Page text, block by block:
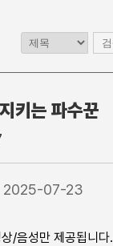
3청년부
키는 파수꾼
2025-07-23
/음성만 제공됩니다.